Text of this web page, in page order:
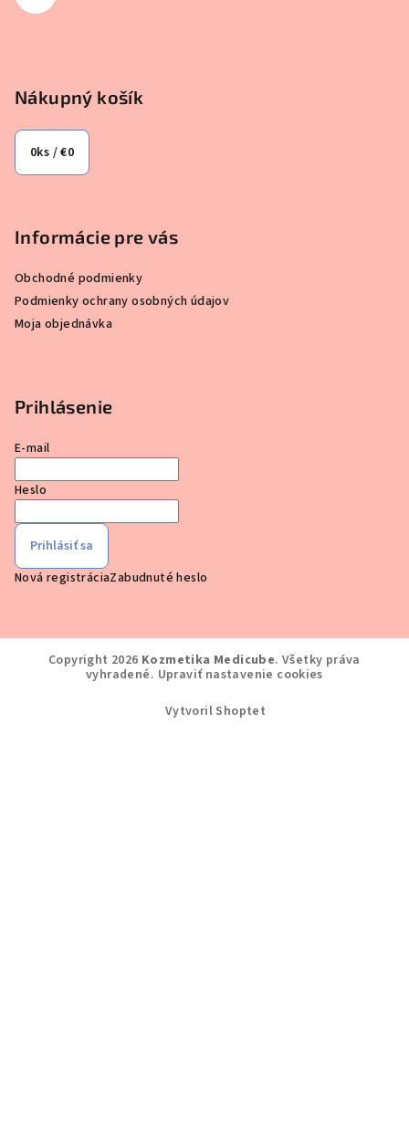
Nákupný košík
0ks /€0
Informácie pre vás
Obchodné podmienky
Podmienky ochrany osobných údajov
Moja objednávka
Prihlásenie
E-mail
Heslo
Prihlásiť sa
Nová registráciaZabudnuté heslo
Copyright 2026 Kozmetika Medicube. Všetky práva
vyhradené. Upraviť nastavenie cookies
Vytvoril Shoptet